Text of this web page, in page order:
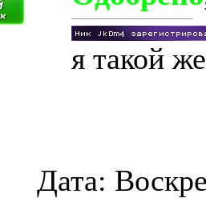
я такой
Дата: